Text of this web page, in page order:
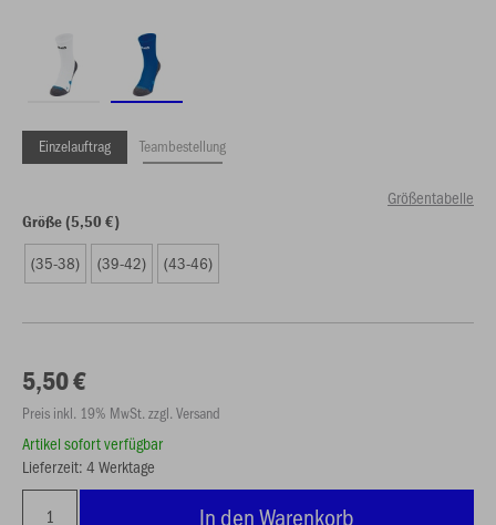
Einzelauftrag Teambestellung
Größentabelle
Größe (5,50 €)
(35-38) (39-42) (43-46)
5,50 €
Preis inkl. 19% MwSt. zzgl. Versand
Artikel sofort verfügbar
Lieferzeit: 4 Werktage
In den Warenkorb